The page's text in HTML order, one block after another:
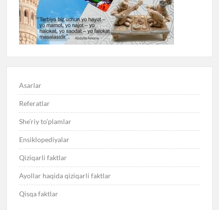
Asarlar
Referatlar
She’riy to’plamlar
Ensiklopediyalar
Qiziqarli faktlar
Ayollar haqida qiziqarli faktlar
Qisqa faktlar